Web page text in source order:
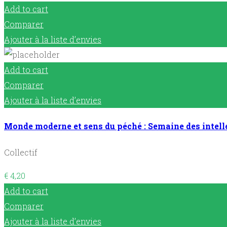
Add to cart
Comparer
Ajouter à la liste d’envies
Add to cart
Comparer
Ajouter à la liste d’envies
Monde moderne et sens du péché : Semaine des
Collectif
€4,20
Add to cart
Comparer
Ajouter à la liste d’envies